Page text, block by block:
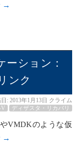
→
ション：
ンク
: 2013年1月13日 クライム
V ディザスタ・リカバリ
VMDKのような仮
→